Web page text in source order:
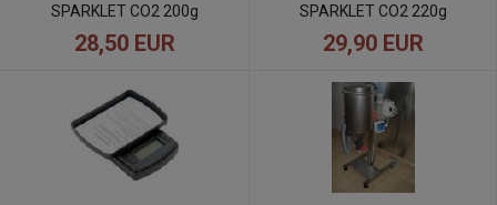
SPARKLET CO2 200g
28,50 EUR
SPARKLET CO2 220g
29,90 EUR